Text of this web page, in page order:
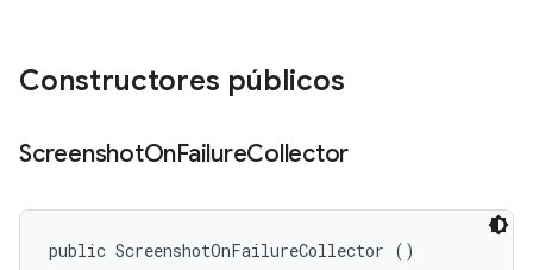
Constructores públicos
ScreenshotOnFailureCollector
public ScreenshotOnFailureCollector ()